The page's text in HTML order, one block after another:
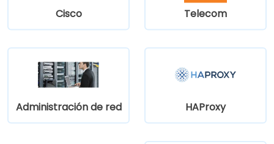
Cisco Telecom
Administración de red HAProxy